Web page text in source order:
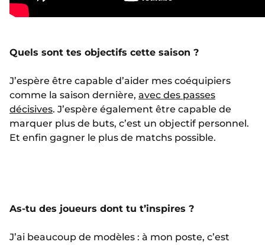
Quels sont tes objectifs cette saison ?
J’espère être capable d’aider mes coéquipiers
comme la saison dernière, avec des passes
décisives. J’espère également être capable de
marquer plus de buts, c’est un objectif personnel.
Et enfin gagner le plus de matchs possible.
As-tu des joueurs dont tu t’inspires ?
J’ai beaucoup de modèles : à mon poste, c’est